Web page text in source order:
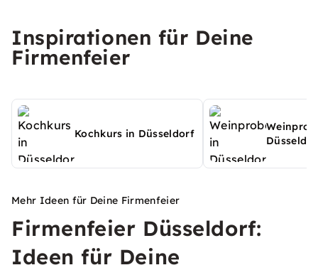
Inspirationen für Deine
Firmenfeier
Kochkurs in Düsseldorf
Mehr Ideen für Deine Firmenfeier
Firmenfeier Düsseldorf:
Ideen für Deine